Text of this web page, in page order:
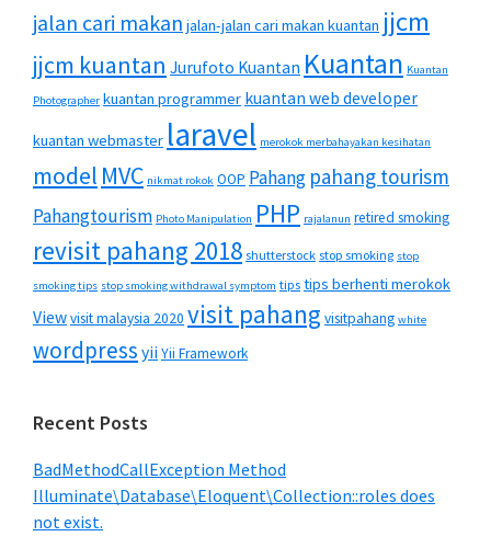
jalan cari makan jalan-jalan cari makan kuantan jjcm
jjcm kuantan Jurufoto Kuantan Kuantan Kuantan
Photographer kuantan programmer kuantan web developer
kuantan webmaster laravel merokok merbahayakan kesihatan
model MVC nikmat rokok OOP Pahang pahang tourism
Pahangtourism Photo Manipulation PHP rajalanun retired smoking
revisit pahang 2018 shutterstock stop smoking stop
smoking tips stop smoking withdrawal symptom tips tips berhenti merokok
Viewvisit malaysia 2020 visit pahang visitpahang white
wordpress yii Yii Framework
Recent Posts
BadMethodCallException Method
Illuminate\Database\Eloquent\Collection::roles does
not exist.